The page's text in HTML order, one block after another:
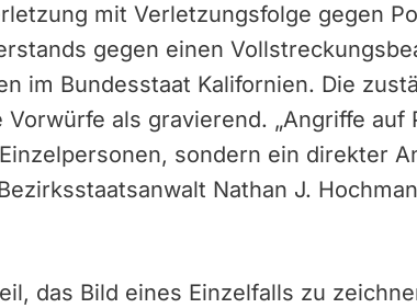
mit Verletzungsfolge gegen
gegen einen
im Bundesstaat Kalifornien. Die
als gravierend. „Angriffe auf
sondern ein direkter
Nathan J.
das Bild eines Einzelfalls zu